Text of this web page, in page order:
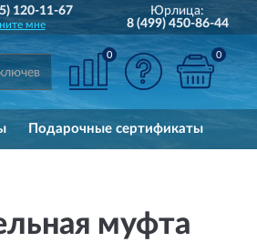
ДОСТАВИМ ПО ВСЕЙ РОССИИ
120-11-67
мне
Юрлица:
8 (499) 450-86-44
0 0
Подарочные сертификаты
муфта